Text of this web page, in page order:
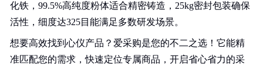
化铁，99.5%高纯度粉体适合精密铸造，25kg密封包装确保
活性，细度达325目能满足多数研发场景。
想要高效找到心仪产品？爱采购是您的不二之选！它能精
准匹配您的需求，快速定位专属商品，开启省心省力的采